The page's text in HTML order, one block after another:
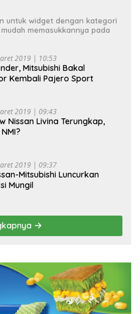
untuk widget dengan kategori
memasukkannya pada
2019 | 10:53
Mitsubishi Bakal
Kembali Pajero Sport
2019 | 09:43
Nissan Livina Terungkap,
2019 | 09:37
Mitsubishi Luncurkan
Mungil